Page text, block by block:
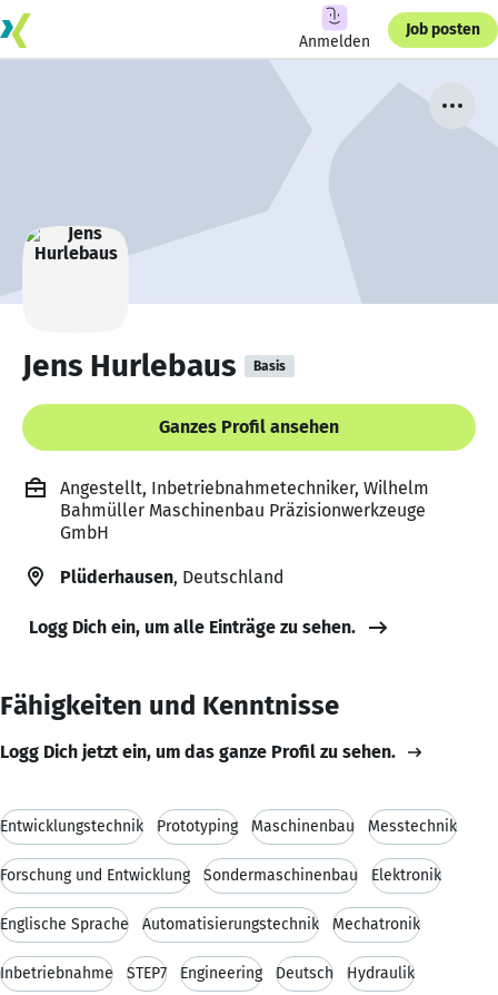
Anmelden
Job posten
Jens Hurlebaus Basis
Ganzes Profil ansehen
Angestellt, Inbetriebnahmetechniker, Wilhelm
Bahmüller Maschinenbau Präzisionwerkzeuge
GmbH
Plüderhausen, Deutschland
Logg Dich ein, um alle Einträge zu sehen.
Fähigkeiten und Kenntnisse
Logg Dich jetzt ein, um das ganze Profil zu sehen.
Entwicklungstechnik Prototyping Maschinenbau Messtechnik
Forschung und Entwicklung Sondermaschinenbau Elektronik
Englische Sprache Automatisierungstechnik Mechatronik
Inbetriebnahme STEP7 Engineering Deutsch Hydraulik